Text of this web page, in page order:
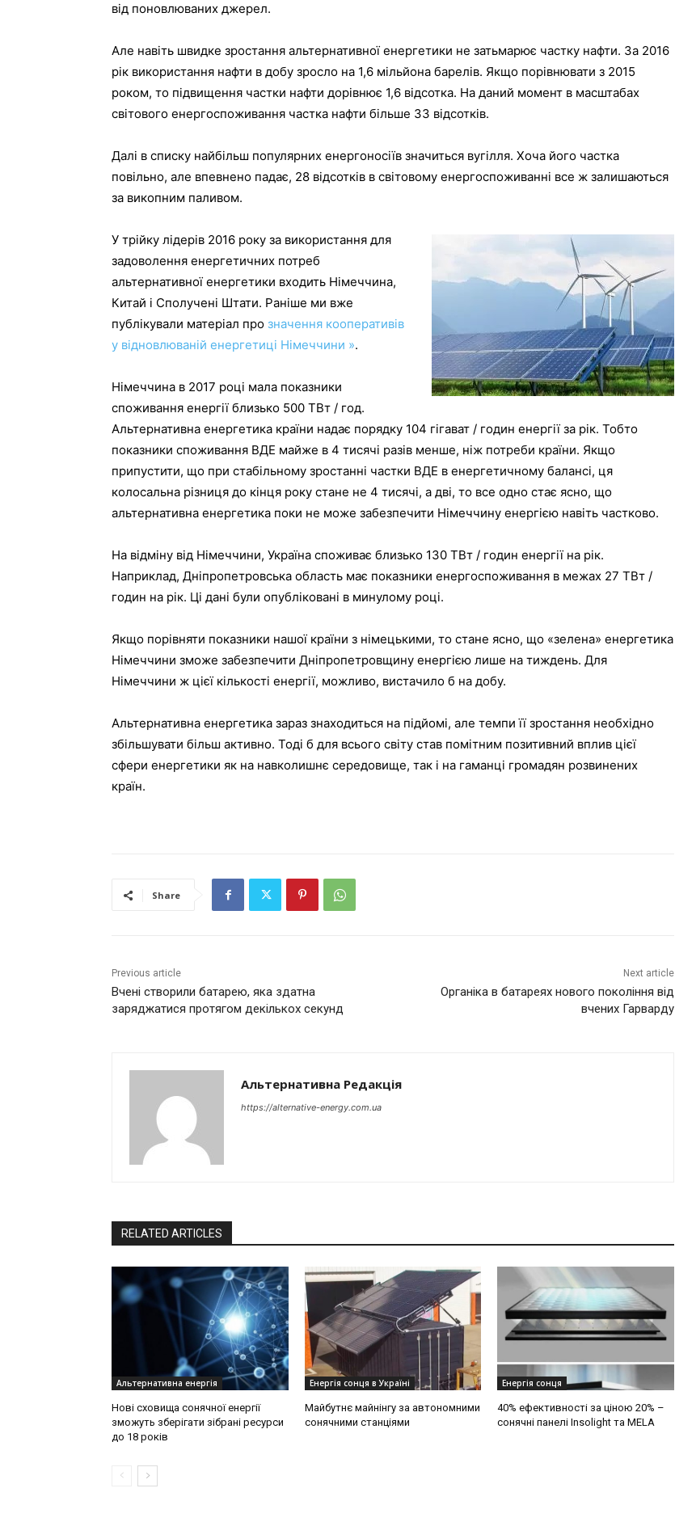
від поновлюваних джерел.
Але навіть швидке зростання альтернативної енергетики не затьмарює частку нафти. За 2016
рік використання нафти в добу зросло на 1,6 мільйона барелів. Якщо порівнювати з 2015
роком, то підвищення частки нафти дорівнює 1,6 відсотка. На даний момент в масштабах
світового енергоспоживання частка нафти більше 33 відсотків.
Далі в списку найбільш популярних енергоносіїв значиться вугілля. Хоча його частка
повільно, але впевнено падає, 28 відсотків в світовому енергоспоживанні все ж залишаються
за викопним паливом.
У трійку лідерів 2016 року за використання для
задоволення енергетичних потреб
альтернативної енергетики входить Німеччина,
Китай і Сполучені Штати. Раніше ми вже
публікували матеріал про значення кооперативів
у відновлюваній енергетиці Німеччини ».
Німеччина в 2017 році мала показники
споживання енергії близько 500 ТВт / год.
Альтернативна енергетика країни надає порядку 104 гігават / годин енергії за рік. Тобто
показники споживання ВДЕ майже в 4 тисячі разів менше, ніж потреби країни. Якщо
припустити, що при стабільному зростанні частки ВДЕ в енергетичному балансі, ця
колосальна різниця до кінця року стане не 4 тисячі, а дві, то все одно стає ясно, що
альтернативна енергетика поки не може забезпечити Німеччину енергією навіть частково.
На відміну від Німеччини, Україна споживає близько 130 ТВт / годин енергії на рік.
Наприклад, Дніпропетровська область має показники енергоспоживання в межах 27 ТВт /
годин на рік. Ці дані були опубліковані в минулому році.
Якщо порівняти показники нашої країни з німецькими, то стане ясно, що «зелена» енергетика
Німеччини зможе забезпечити Дніпропетровщину енергією лише на тиждень. Для
Німеччини ж цієї кількості енергії, можливо, вистачило б на добу.
Альтернативна енергетика зараз знаходиться на підйомі, але темпи її зростання необхідно
збільшувати більш активно. Тоді б для всього світу став помітним позитивний вплив цієї
сфери енергетики як на навколишнє середовище, так і на гаманці громадян розвинених
країн.
Share
Previous article
Вчені створили батарею, яка здатна
заряджатися протягом декількох секунд
Next article
Органіка в батареях нового покоління від
вчених Гарварду
Альтернативна Редакція
https://alternative-energy.com.ua
RELATED ARTICLES
Альтернативна енергія
Нові сховища сонячної енергії
зможуть зберігати зібрані ресурси
до 18 років
Енергія сонця в Україні
Майбутнє майнінгу за автономними
сонячними станціями
Енергія сонця
40% ефективності за ціною 20% –
сонячні панелі Insolight та MELA